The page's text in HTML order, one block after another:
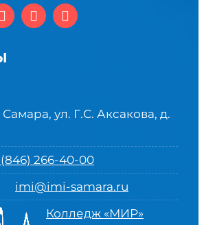
ул. Г.С. Аксакова, д.
(846) 266-40-00
imi@imi-samara.ru
Колледж «МИР»